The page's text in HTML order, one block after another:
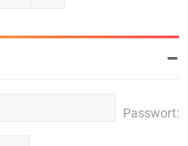
Passwort: